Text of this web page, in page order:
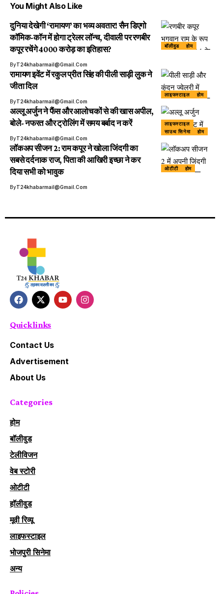
You Might Also Like
बॉलीवुड होम
दुनिया देखेगी ‘रामायण’ का भव्य अवतार! सैन डिएगो
कॉमिक-कॉन में होगा ट्रेलर लॉन्च, दीवाली पर रणबीर
कपूर रचेंगे 4000 करोड़ का इतिहास?
ByT24khabarmail@gmail.com
लाइफस्टाइल होम
रामायण इवेंट में रकुल प्रीत सिंह की पीली साड़ी लुक ने
जीता दिल
ByT24khabarmail@gmail.com
लाइफस्टाइल
साउथ सिनेमा
होम
अल्लू अर्जुन ने फैंस और आलोचकों से की खास अपील,
बोले- नफरत और ट्रोलिंग में समय बर्बाद न करें
ByT24khabarmail@gmail.com
ओटीटी होम
लॉकअप सीजन 2: राम कपूर ने खोला जिंदगी का
सबसे दर्दनाक राज, पिता की आखिरी इच्छा ने कर
दिया सभी को भावुक
ByT24khabarmail@gmail.com
Quick links
Contact Us
Advertisement
About Us
Categories
होम
बॉलीवुड
टेलीविजन
वेब स्टोरी
ओटीटी
हॉलीवुड
मूवी रिव्यू
लाइफस्टाइल
भोजपुरी सिनेमा
अन्य